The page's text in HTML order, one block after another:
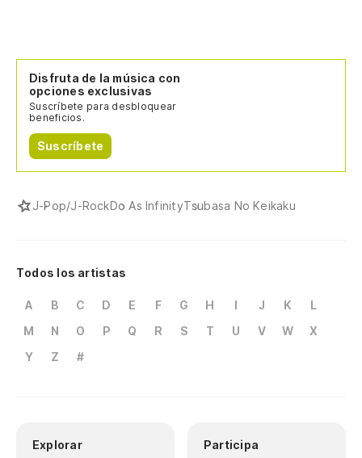
Disfruta de la música con
opciones exclusivas
Suscríbete para desbloquear
beneficios.
Suscríbete
J-Pop/J-RockDo As InfinityTsubasa No Keikaku
Todos los artistas
A B C D E F G H I J K
L
M
N O P Q R S T U V W
X
Y
Z #
Explorar Participa